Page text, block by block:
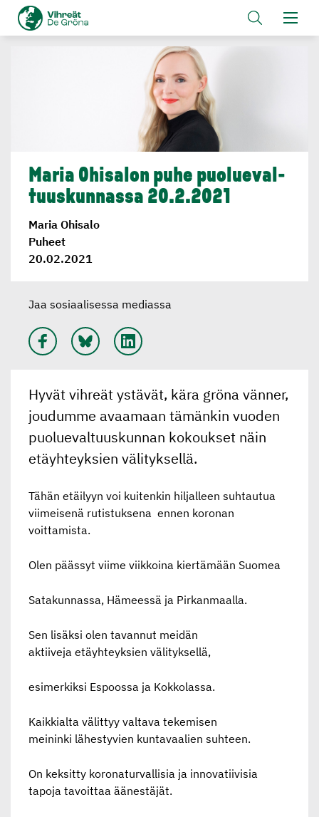
Maria Ohisalon puhe puolueval­
tuus­kun­nassa 20.2.2021
Maria Ohisalo
Puheet
20.02.2021
Jaa sosiaalisessa mediassa
Hyvät vihreät ystävät, kära gröna vänner,
joudumme avaamaan tämänkin vuoden
puoluevaltuuskunnan kokoukset näin
etäyhteyksien välityksellä.
Tähän etäilyyn voi kuitenkin hiljalleen suhtautua
viimeisenä rutistuksena ennen koronan
voittamista.
Olen päässyt viime viikkoina kiertämään Suomea
Satakunnassa, Hämeessä ja Pirkanmaalla.
Sen lisäksi olen tavannut meidän
aktiiveja etäyhteyksien välityksellä,
esimerkiksi Espoossa ja Kokkolassa.
Kaikkialta välittyy valtava tekemisen
meininki lähestyvien kuntavaalien suhteen.
On keksitty koronaturvallisia ja innovatiivisia
tapoja tavoittaa äänestäjät.